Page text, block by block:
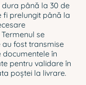
dura până la 30 de
fi prelungit până la
se
fost transmise
în
pentru validare în
poștei la livrare.